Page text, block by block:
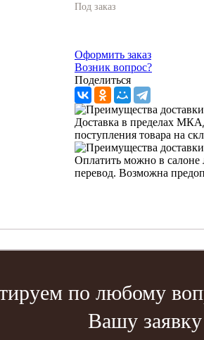
Под заказ
Оформить заказ
Возник вопрос?
Поделиться
Доставка в пределах
поступления товара на
Оплатить можно в
перевод. Возможна
по любому
Вашу заявку